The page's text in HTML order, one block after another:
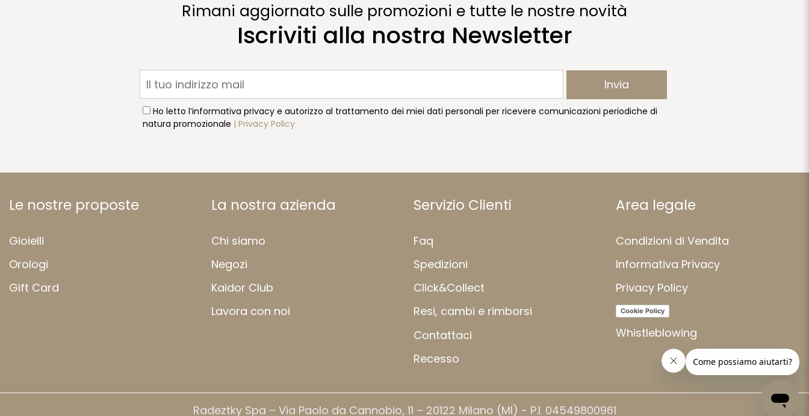
Rimani aggiornato sulle promozioni e tutte le nostre novità
Iscriviti alla nostra Newsletter
Invia
Ho letto l’informativa privacy e autorizzo al trattamento dei miei dati personali per ricevere comunicazioni periodiche di
natura promozionale | Privacy Policy
Le nostre proposte
Gioielli
Orologi
Gift Card
La nostra azienda
Chi siamo
Negozi
Kaidor Club
Lavora con noi
Servizio Clienti
Faq
Spedizioni
Click&Collect
Resi, cambi e rimborsi
Contattaci
Recesso
Area legale
Condizioni di Vendita
Informativa Privacy
Privacy Policy
Cookie Policy
Whistleblowing
Radeztky Spa – Via Paolo da Cannobio, 11 – 20122 Milano (MI) - P.I. 04549800961